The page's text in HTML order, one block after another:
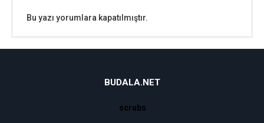
Bu yazı yorumlara kapatılmıştır.
BUDALA.NET
scrubs